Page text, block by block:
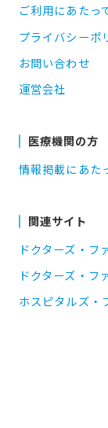
ご利用にあたっ
プライバシーポ
お問い合わせ
運営会社
医療機関の方
情報掲載にあた
関連サイト
ドクターズ・フ
ドクターズ・フ
ホスピタルズ・